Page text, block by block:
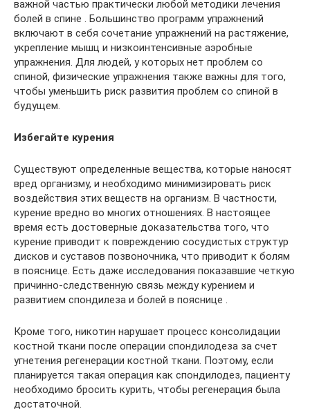
важной частью практически любой методики лечения
болей в спине . Большинство программ упражнений
включают в себя сочетание упражнений на растяжение,
укрепление мышц и низкоинтенсивные аэробные
упражнения. Для людей, у которых нет проблем со
спиной, физические упражнения также важны для того,
чтобы уменьшить риск развития проблем со спиной в
будущем.
Избегайте курения
Существуют определенные вещества, которые наносят
вред организму, и необходимо минимизировать риск
воздействия этих веществ на организм. В частности,
курение вредно во многих отношениях. В настоящее
время есть достоверные доказательства того, что
курение приводит к повреждению сосудистых структур
дисков и суставов позвоночника, что приводит к болям
в пояснице. Есть даже исследования показавшие четкую
причинно-следственную связь между курением и
развитием спондилеза и болей в пояснице .
Кроме того, никотин нарушает процесс консолидации
костной ткани после операции спондилодеза за счет
угнетения регенерации костной ткани. Поэтому, если
планируется такая операция как спондилодез, пациенту
необходимо бросить курить, чтобы регенерация была
достаточной.